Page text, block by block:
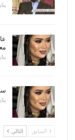
يناير 29,
يناير 29,
يناير 20,
السابق التالي